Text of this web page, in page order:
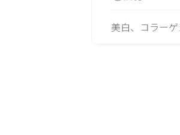
美白、コラー